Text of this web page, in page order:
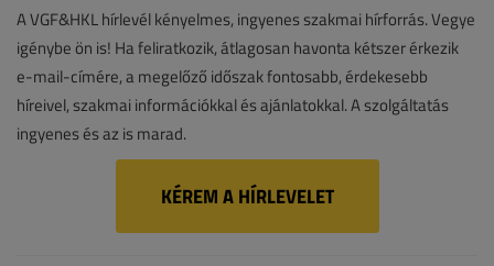
A VGF&HKL hírlevél kényelmes, ingyenes szakmai hírforrás. Vegye
igénybe ön is! Ha feliratkozik, átlagosan havonta kétszer érkezik
e-mail-címére, a megelőző időszak fontosabb, érdekesebb
híreivel, szakmai információkkal és ajánlatokkal. A szolgáltatás
ingyenes és az is marad.
KÉREM A HÍRLEVELET